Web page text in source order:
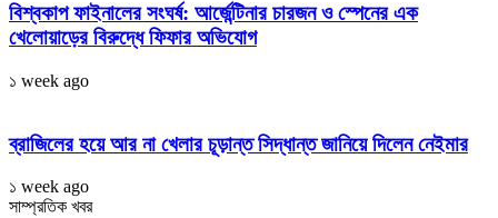
বিশ্বকাপ ফাইনালের সংঘর্ষ: আর্জেন্টিনার চারজন ও স্পেনের এক
খেলোয়াড়ের বিরুদ্ধে ফিফার অভিযোগ
১ week ago
ব্রাজিলের হয়ে আর না খেলার চূড়ান্ত সিদ্ধান্ত জানিয়ে দিলেন নেইমার
১ week ago
সাম্প্রতিক খবর